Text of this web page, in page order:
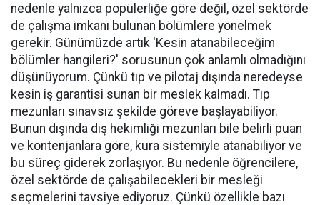
nedenle yalnızca popülerliğe göre değil, özel sektörde
de çalışma imkanı bulunan bölümlere yönelmek
gerekir. Günümüzde artık 'Kesin atanabileceğim
bölümler hangileri?' sorusunun çok anlamlı olmadığını
düşünüyorum. Çünkü tıp ve pilotaj dışında neredeyse
kesin iş garantisi sunan bir meslek kalmadı. Tıp
mezunları sınavsız şekilde göreve başlayabiliyor.
Bunun dışında diş hekimliği mezunları bile belirli puan
ve kontenjanlara göre, kura sistemiyle atanabiliyor ve
bu süreç giderek zorlaşıyor. Bu nedenle öğrencilere,
özel sektörde de çalışabilecekleri bir mesleği
seçmelerini tavsiye ediyoruz. Çünkü özellikle bazı